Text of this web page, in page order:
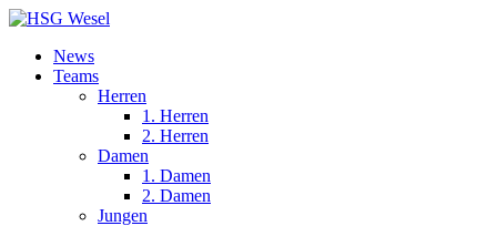
News
Teams
Herren
1. Herren
2. Herren
Damen
1. Damen
2. Damen
Jungen